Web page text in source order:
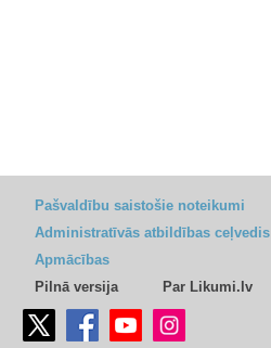
Pašvaldību saistošie noteikumi
Administratīvās atbildības ceļvedis
Apmācības
Pilnā versija
Par Likumi.lv